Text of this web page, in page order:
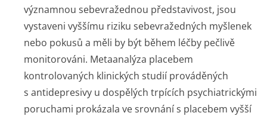
významnou sebevražednou představivost, jsou
vystaveni vyššímu riziku sebevražedných myšlenek
nebo pokusů a měli by být během léčby pečlivě
monitorováni. Metaanalýza placebem
kontrolovaných klinických studií prováděných
s antidepresivy u dospělých trpících psychiatrickými
poruchami prokázala ve srovnání s placebem vyšší